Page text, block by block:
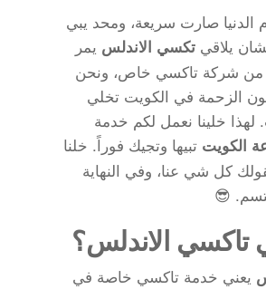
الدنيا صارت سريعة، ومحد يبي
يلاقي تكسي الاندلس يمر
من شركة تاكسي خاص، ونحن
الزحمة في الكويت تخلي
لهذا خلينا نعمل لكم خدمة
تبيها وتجيك فوراً. خلنا
كل شي عنا، وفي النهاية
😎
تاكسي الاندلس؟
يعني خدمة تاكسي خاصة في